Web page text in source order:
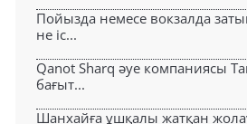
Пойызда немесе вокзалда
не іс...
Qanot Sharq әуе компаниясы
бағыт...
Шанхайға ұшқалы жатқан